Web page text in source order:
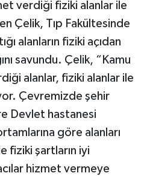
verdiği fiziki alanlar ile
Çelik, Tıp Fakültesinde
alanların fiziki açıdan
savundu. Çelik, “Kamu
alanlar, fiziki alanlar ile
Çevremizde şehir
Devlet hastanesi
göre alanları
fiziki şartların iyi
hizmet vermeye